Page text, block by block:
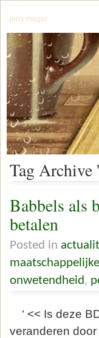
jerry mager
Tag Archive
Babbels als
betalen
Posted in
onwetendheid,
‘ << Is deze
veranderen